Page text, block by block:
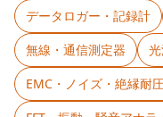
データロガー・記録計
無線・通信測定器
EMC・ノイズ・絶縁耐